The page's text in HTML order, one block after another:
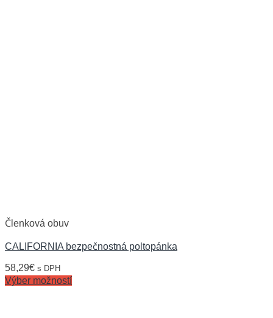
Členková obuv
CALIFORNIA bezpečnostná poltopánka
58,29€ s DPH
Výber možností